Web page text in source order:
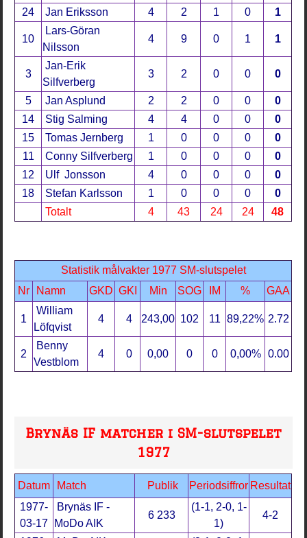
24 Jan Eriksson 4 2 1 0 1
10
Lars-Göran
Nilsson
4 9 0 1 1
3
Jan-Erik
Silfverberg
3 2 0 0 0
5 Jan Asplund 2 2 0 0
0
14
Stig Salming 4 4 0 0
0
15
Tomas Jernberg 1 0 0 0
0
11
Conny Silfverberg 1 0 0 0
0
12
Ulf Jonsson 4 0 0 0
0
18
Stefan Karlsson 1 0 0 0
0
Totalt
4 43 24 24 48
Statistik målvakter 1977 SM-slutspelet
Nr
Namn GKD GKI Min SOG IM % GAA
1
William
Löfqvist
4 4 243,00 102 11 89,22% 2.72
2
Benny
Vestblom
4 0 0,00 0 0 0,00% 0.00
Brynäs IF matcher i SM-slutspelet
1977
Datum Match Publik Periodsiffror Resultat
1977-
03-17
Brynäs IF -
MoDo AIK
6 233
(1-1, 2-0, 1-
1)
4-2